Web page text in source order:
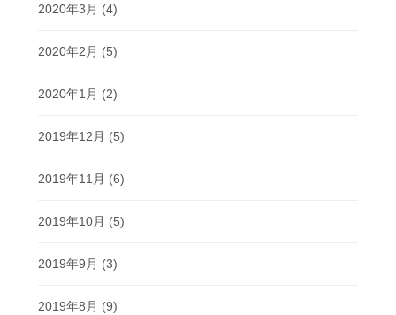
2020年3月 (4)
2020年2月 (5)
2020年1月 (2)
2019年12月 (5)
2019年11月 (6)
2019年10月 (5)
2019年9月 (3)
2019年8月 (9)